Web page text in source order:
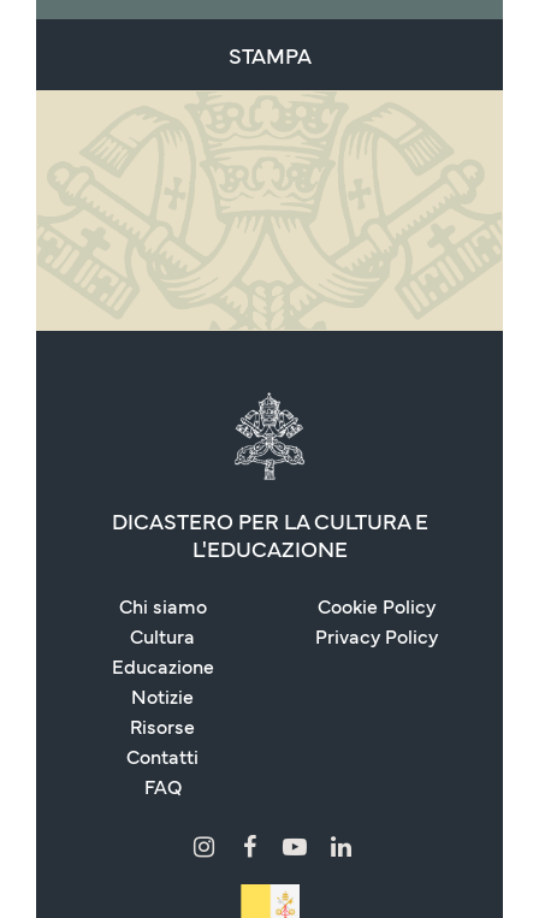
STAMPA
DICASTERO PER LA CULTURA E
L'EDUCAZIONE
Chi siamo
Cultura
Educazione
Notizie
Risorse
Contatti
FAQ
Cookie Policy
Privacy Policy